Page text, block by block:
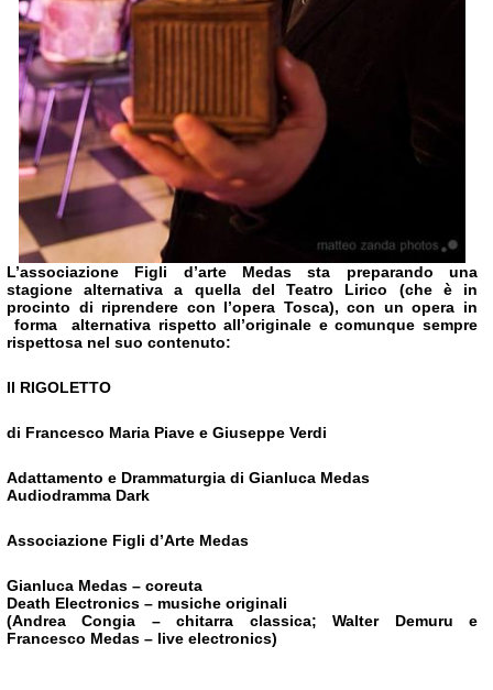
L’associazione Figli d’arte Medas sta preparando una
stagione alternativa a quella del Teatro Lirico (che è in
procinto di riprendere con l’opera Tosca), con un opera in
forma alternativa rispetto all’originale e comunque sempre
rispettosa nel suo contenuto:
Il RIGOLETTO
di Francesco Maria Piave e Giuseppe Verdi
Adattamento e Drammaturgia di Gianluca Medas
Audiodramma Dark
Associazione Figli d’Arte Medas
Gianluca Medas – coreuta
Death Electronics – musiche originali
(Andrea Congia – chitarra classica; Walter Demuru e
Francesco Medas – live electronics)